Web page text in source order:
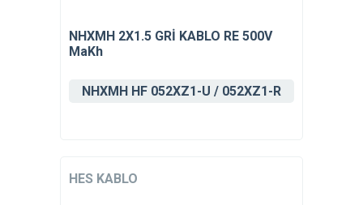
NHXMH 2X1.5 GRİ KABLO RE 500V
MaKh
NHXMH HF 052XZ1-U / 052XZ1-R
HES KABLO